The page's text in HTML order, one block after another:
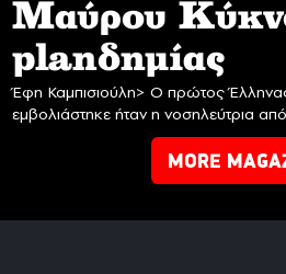
Mαύρου
planδημίας
Έφη Καμπισιούλη> Ο πρώτος
εμβολιάστηκε ήταν η νοσηλεύτρια
MORE